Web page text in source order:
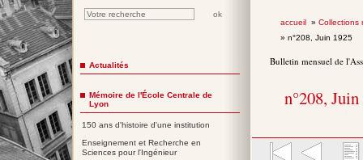
accueil» Collections
» n°208, Juin 1925
Bulletin mensuel de
n°208,
Actualités
Mémoire de l'École Centrale de
Lyon
150 ans d'histoire d'une institution
Enseignement et Recherche en
Sciences pour l'Ingénieur